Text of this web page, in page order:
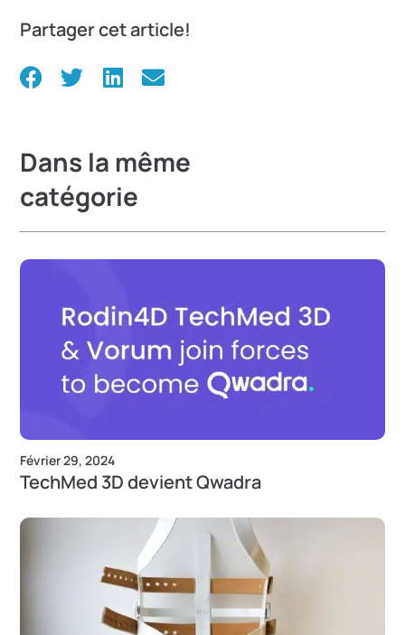
Partager cet article!
Dans la même
catégorie
Février 29, 2024
TechMed 3D devient Qwadra